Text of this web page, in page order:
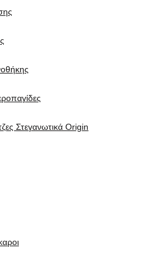
Στεγανωτικά Origin